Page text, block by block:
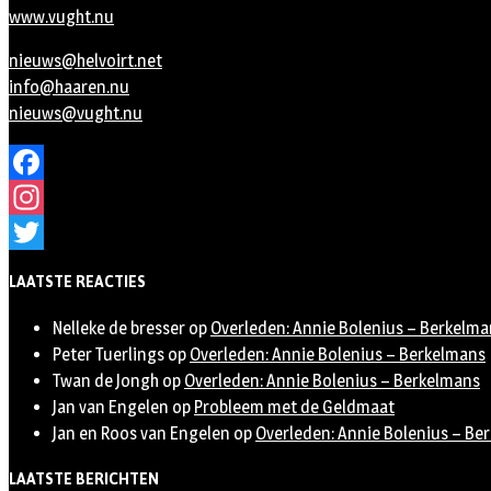
www.vught.nu
nieuws@helvoirt.net
info@haaren.nu
nieuws@vught.nu
Facebook
Instagram
LAATSTE REACTIES
Nelleke de bresser op Overleden: Annie Bolenius –
Peter Tuerlings op Overleden: Annie Bolenius – Berkelmans
Twan de Jongh op Overleden: Annie Bolenius – Berkelmans
Jan van Engelen op Probleem met de Geldmaat
Jan en Roos van Engelen op Overleden: Annie Bolenius –
LAATSTE BERICHTEN